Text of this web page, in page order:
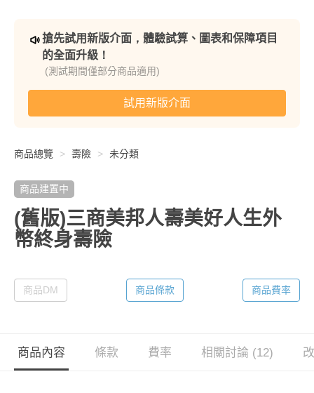
搶先試用新版介面，體驗試算、圖表和保障項目
的全面升級！
(測試期間僅部分商品適用)
試用新版介面
商品總覽 壽險 未分類
商品建置中
(舊版)三商美邦人壽美好人生外
幣終身壽險
商品DM 商品條款 商品費率
商品內容 條款 費率 相關討論 (12)